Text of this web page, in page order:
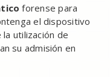
forense para
el dispositivo
utilización de
su admisión en